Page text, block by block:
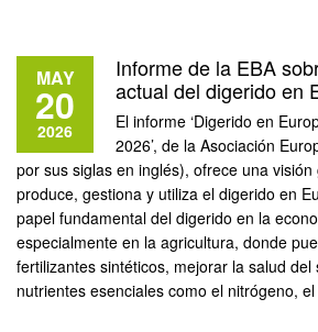
MAY
20
2026
Informe de la EBA
actual del digerido en
El informe ‘Digerido en
2026’, de la Asociación
por sus siglas en inglés), ofrece una
produce, gestiona y utiliza el digerido en
papel fundamental del digerido en la
especialmente en la agricultura, donde
fertilizantes sintéticos, mejorar la salud del
nutrientes esenciales como el nitrógeno,